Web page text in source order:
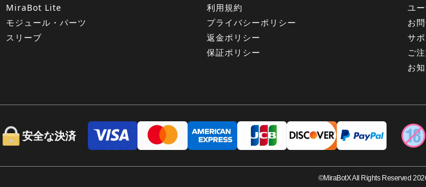
MiraBot Lite
モジュール・パーツ
スリーブ
利用規約
プライバシーポリシー
返金ポリシー
保証ポリシー
ユ
お
サ
ご
お
安全な決済
©MiraBotX All Rights Reserved